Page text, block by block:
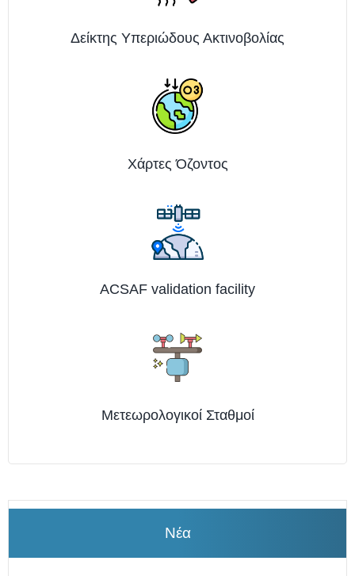
Δείκτης Υπεριώδους Ακτινοβολίας
Χάρτες Όζοντος
ACSAF validation facility
Μετεωρολογικοί Σταθμοί
Νέα